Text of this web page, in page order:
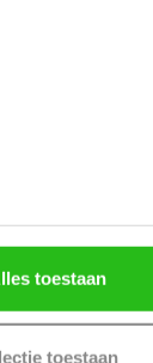
toestaan
toestaan
krukgat
je te helpen